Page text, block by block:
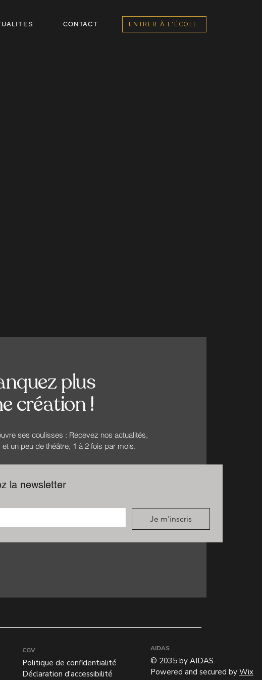
CONTACT ENTRER À L'ÉCOLE
plus
création !
ses coulisses : Recevez nos actualités,
un peu de théâtre, 1 à 2 fois par mois.
la newsletter
Je m'inscris
CGV
Politique de confidentialité
Déclaration d'accessibilité
AIDAS
© 2035 by AIDAS.
Powered and secured by Wix